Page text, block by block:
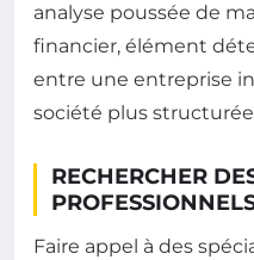
analyse poussée de
financier, élément
entre une entreprise
société plus
RECHERCHER
Faire appel à des